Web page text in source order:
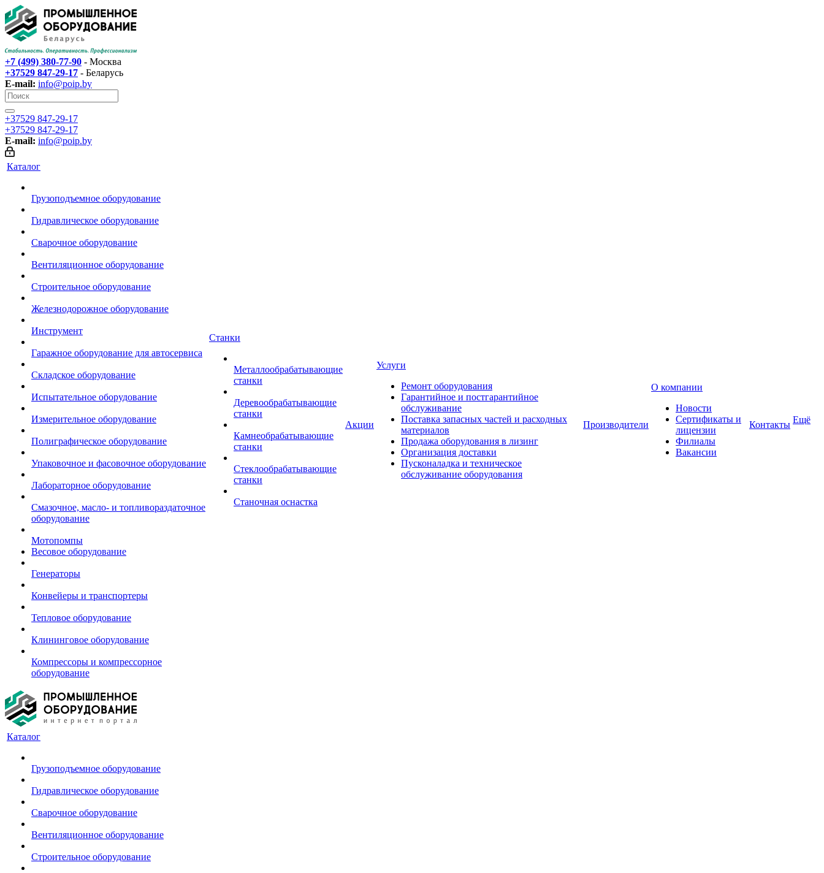
+7 (499) 380-77-90 - Москва
+37529 847-29-17‬ - Беларусь
E-mail: info@poip.by
+37529 847-29-17‬
+37529 847-29-17‬
E-mail: info@poip.by
Каталог
Грузоподъемное оборудование
Гидравлическое оборудование
Сварочное оборудование
Вентиляционное оборудование
Строительное оборудование
Железнодорожное оборудование
Инструмент
Гаражное оборудование для автосервиса
Складское оборудование
Испытательное оборудование
Измерительное оборудование
Полиграфическое оборудование
Упаковочное и фасовочное оборудование
Лабораторное оборудование
Смазочное, масло- и топливораздаточное
оборудование
Мотопомпы
Весовое оборудование
Генераторы
Конвейеры и транспортеры
Тепловое оборудование
Клининговое оборудование
Компрессоры и компрессорное
оборудование
Станки
Металлообрабатывающие
станки
Деревообрабатывающие
станки
Камнеобрабатывающие
станки
Стеклообрабатывающие
станки
Станочная оснастка
Акции
Услуги
Ремонт оборудования
Гарантийное и постгарантийное
обслуживание
Поставка запасных частей и расходных
материалов
Продажа оборудования в лизинг
Организация доставки
Пусконаладка и техническое
обслуживание оборудования
Производители
О компании
Новости
Сертификаты и
лицензии
Филиалы
Вакансии
Контакты Ещё
Каталог
Грузоподъемное оборудование
Гидравлическое оборудование
Сварочное оборудование
Вентиляционное оборудование
Строительное оборудование